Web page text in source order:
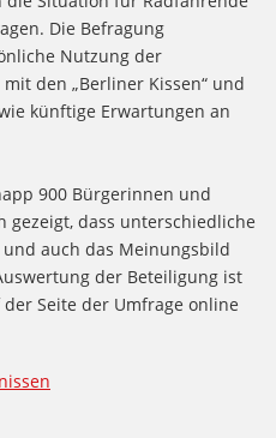
Die Befragung
Nutzung der
den „Berliner Kissen“ und
künftige Erwartungen an
900 Bürgerinnen und
gezeigt, dass unterschiedliche
auch das Meinungsbild
der Beteiligung ist
Seite der Umfrage online